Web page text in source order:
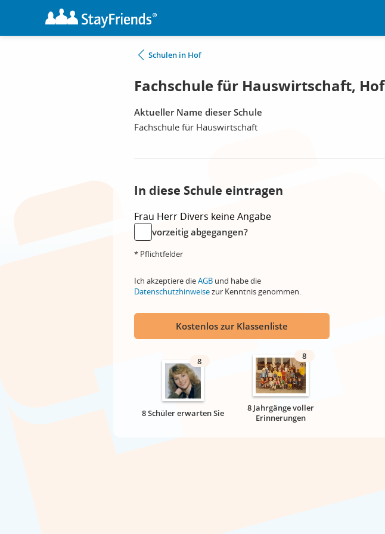
Schulen in Hof
Fachschule für Hauswirtschaft, Hof
Aktueller Name dieser Schule
Fachschule für Hauswirtschaft
In diese Schule eintragen
Frau Herr Divers keine Angabe
vorzeitig abgegangen?
* Pflichtfelder
Ich akzeptiere dieAGB und habe die
Datenschutzhinweisezur Kenntnis genommen.
Kostenlos zur Klassenliste
8
8 Schüler erwarten Sie
8
8 Jahrgänge voller
Erinnerungen